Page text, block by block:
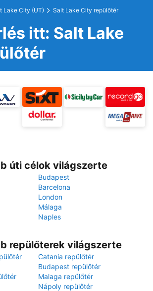
Lake City (UT) Salt Lake City repülőtér
itt: Salt Lake
úti célok világszerte
Budapest
Barcelona
London
Málaga
Naples
repülőterek világszerte
Catania repülőtér
Budapest repülőtér
Malaga repülőtér
Nápoly repülőtér